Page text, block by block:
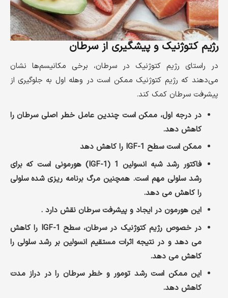
رژیم کتوژنیک و پیشگیری از سرطان
در راستای رژیم کتوژنیک در سرطان، برخی مکانیسم‌ها نشان
می‌دهند که رژیم کتوژنیک ممکن است در وهله اول به جلوگیری از
پیشرفت سرطان کمک کند.
در درجه اول، ممکن است چندین عامل خطر اصلی سرطان را
کاهش دهد.
ممکن است سطح IGF-1 را کاهش دهد
فاکتور رشد شبه انسولین 1 (IGF-1) هورمونی است که برای
رشد سلولی مهم است. همچنین مرگ برنامه ریزی شده سلولی
را کاهش می دهد.
این هورمون در ایجاد و پیشرفت سرطان نقش دارد .
در خصوص رژیم کتوژنیک در سرطان، سطح IGF-1 را کاهش
می دهد و در نتیجه اثرات مستقیم انسولین بر رشد سلولی را
کاهش می دهد.
این ممکن است رشد تومور و خطر سرطان را در دراز مدت
کاهش دهد.